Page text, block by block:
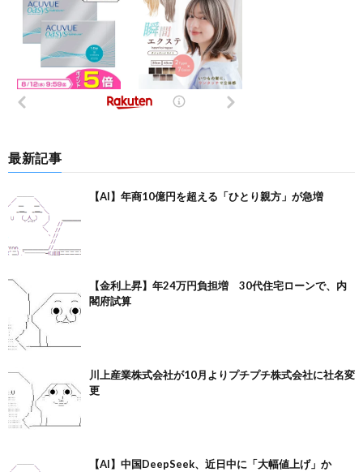
最新記事
【AI】年商10億円を超える「ひとり親方」が急増
【金利上昇】年24万円負担増 30代住宅ローンで、内
閣府試算
川上産業株式会社が10月よりプチプチ株式会社に社名変
更
【AI】中国DeepSeek、近日中に「大幅値上げ」か